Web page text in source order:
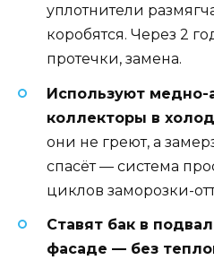
уплотнители
коробятся. Через 2
протечки, замена.
Используют
коллекторы в
они не греют, а
спасёт — система
циклов заморозки-
Ставят бак в
фасаде — без